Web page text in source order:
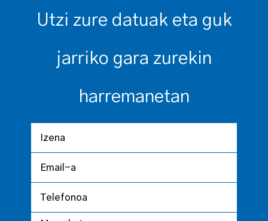
Utzi zure datuak eta guk
jarriko gara zurekin
harremanetan